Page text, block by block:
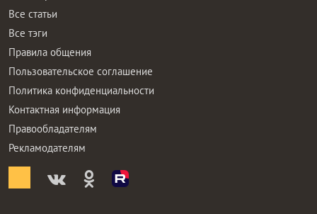
Все статьи
Все тэги
Правила общения
Пользовательское соглашение
Политика конфиденциальности
Контактная информация
Правообладателям
Рекламодателям